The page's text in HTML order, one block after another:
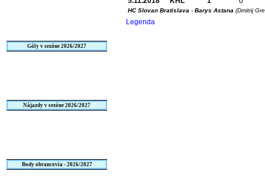
Góly v sezóne 2026/2027
Nájazdy v sezóne 2026/2027
Body obrancovia - 2026/2027
HC Slovan Bratislava - Barys Astana (Dmitrij
Legenda